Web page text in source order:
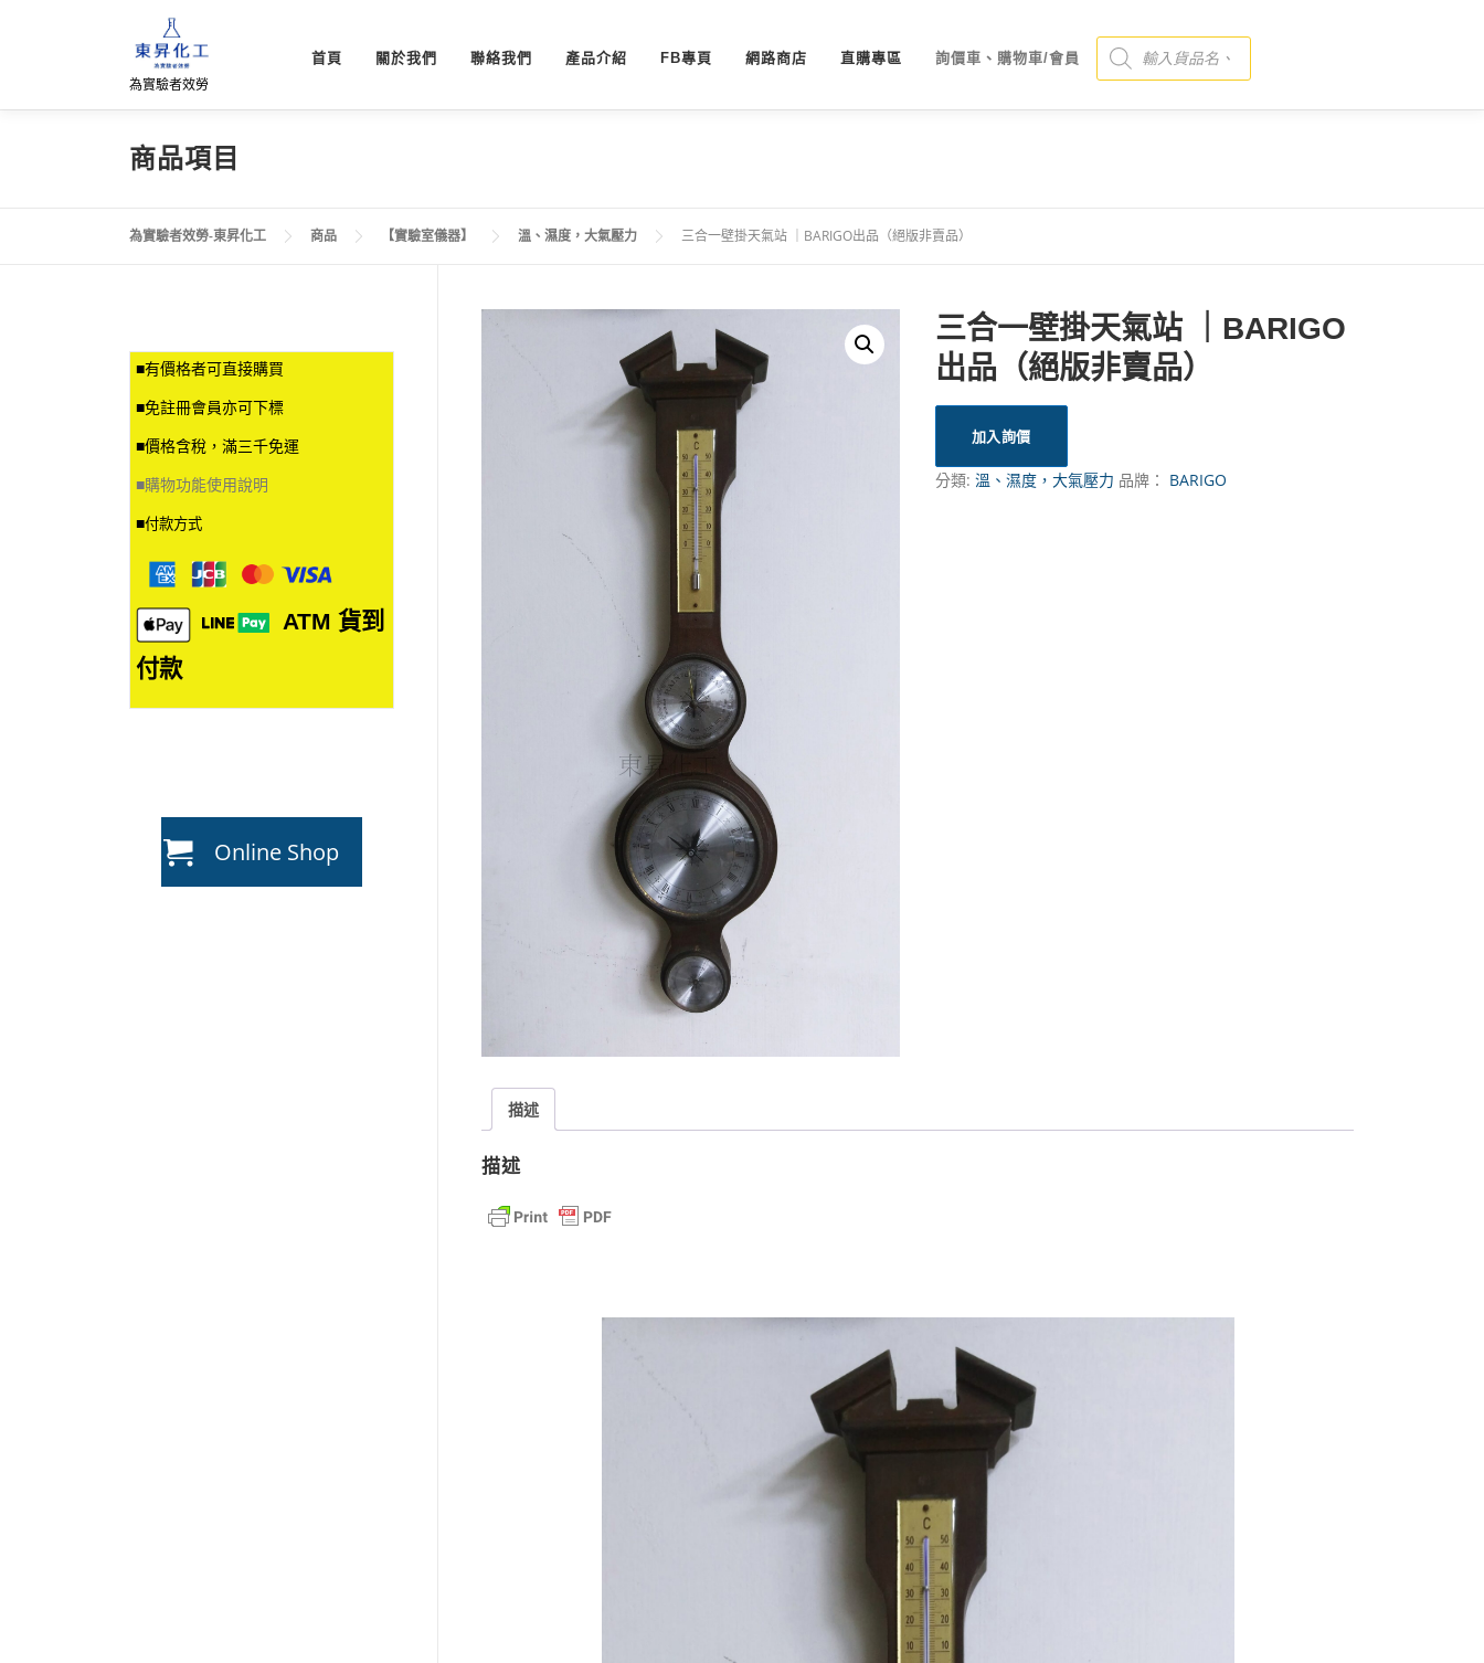
內
為實驗者效勞
首頁 關於我們 聯絡我們 產品介紹 FB專頁 網路商店 直購專區 詢價車、購物車/會員
Products search
商品項目
為實驗者效勞-東昇化工 商品 【實驗室儀器】 溫、濕度，大氣壓力 三合一壁掛天氣站 ｜BARIGO出品（絕版非賣品）
三合一壁掛天氣站 ｜BARIGO
出品（絕版非賣品）
加入詢價
分類: 溫、濕度，大氣壓力 品牌： BARIGO
描述
描述
■有價格者可直接購買
■免註冊會員亦可下標
■價格含稅，滿三千免運
■購物功能使用說明
■付款方式
ATM 貨到
付款
Online Shop